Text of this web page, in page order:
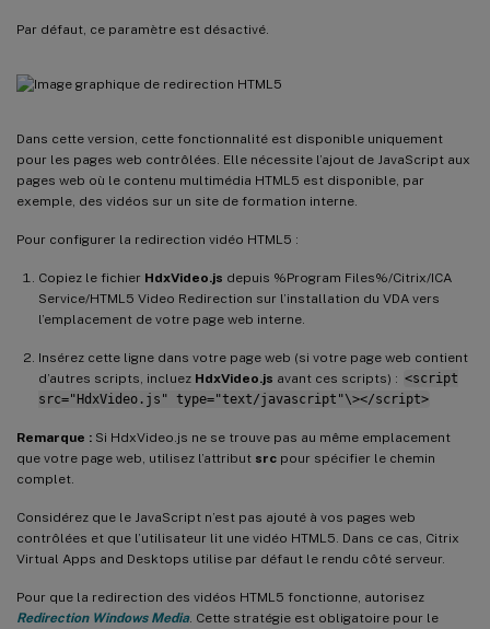
Par défaut, ce paramètre est désactivé.
Dans cette version, cette fonctionnalité est disponible uniquement
pour les pages web contrôlées. Elle nécessite l’ajout de JavaScript aux
pages web où le contenu multimédia HTML5 est disponible, par
exemple, des vidéos sur un site de formation interne.
Pour configurer la redirection vidéo HTML5 :
Copiez le fichier HdxVideo.js depuis %Program Files%/Citrix/ICA
Service/HTML5 Video Redirection sur l’installation du VDA vers
l’emplacement de votre page web interne.
Insérez cette ligne dans votre page web (si votre page web contient
d’autres scripts, incluez HdxVideo.js avant ces scripts) : <script
src="HdxVideo.js" type="text/javascript"\></script>
Remarque : Si HdxVideo.js ne se trouve pas au même emplacement
que votre page web, utilisez l’attribut src pour spécifier le chemin
complet.
Considérez que le JavaScript n’est pas ajouté à vos pages web
contrôlées et que l’utilisateur lit une vidéo HTML5. Dans ce cas, Citrix
Virtual Apps and Desktops utilise par défaut le rendu côté serveur.
Pour que la redirection des vidéos HTML5 fonctionne, autorisez
Redirection Windows Media. Cette stratégie est obligatoire pour le